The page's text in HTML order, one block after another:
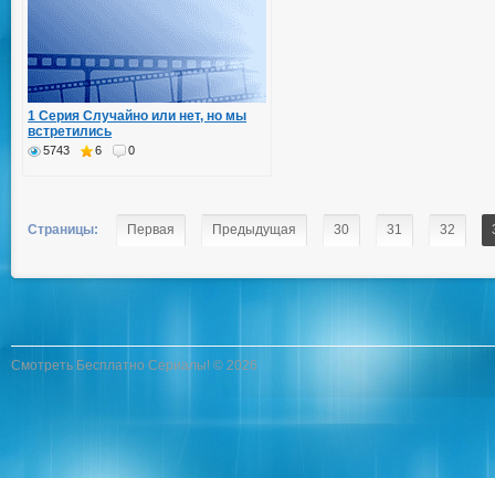
1 Серия Случайно или нет, но мы
встретились
5743 6 0
Страницы: Первая Предыдущая 30 31 32
Смотреть Бесплатно Сериалы! © 2026